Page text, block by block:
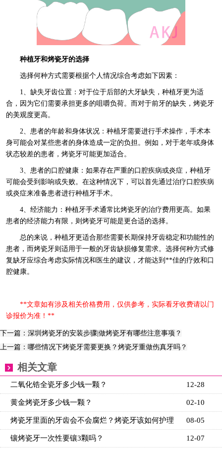
种植牙和烤瓷牙的选择
选择何种方式需要根据个人情况综合考虑如下因素：
1、缺失牙齿位置：对于位于后部的大牙缺失，种植牙更为适
合，因为它们需要承担更多的咀嚼负荷。而对于前牙的缺失，烤瓷牙
的美观度更高。
2、患者的年龄和身体状况：种植牙需要进行手术操作，手术本
身可能会对某些患者的身体造成一定的负担。例如，对于老年或身体
状态较差的患者，烤瓷牙可能更加适合。
3、患者的口腔健康：如果存在严重的口腔疾病或炎症，种植牙
可能会受到影响或失败。在这种情况下，可以首先通过治疗口腔疾病
或炎症来准备患者进行种植牙手术。
4、经济能力：种植牙手术通常比烤瓷牙的治疗费用更高。如果
患者的经济能力有限，则烤瓷牙可能是更合适的选择。
总的来说，种植牙更适合那些需要长期保持牙齿稳定和功能性的
患者，而烤瓷牙则适用于一般的牙齿缺损修复需求。选择何种方式修
复缺牙应综合考虑实际情况和医生的建议，才能达到**佳的疗效和口
腔健康。
**文章如有涉及相关价格费用，仅供参考，实际看牙收费请以门
诊报价为准！**
下一篇：深圳烤瓷牙的安装步骤|做烤瓷牙有哪些注意事项？
上一篇：哪些情况下烤瓷牙需要更换？烤瓷牙重做伤真牙吗？
相关文章
12-28
二氧化锆全瓷牙多少钱一颗？
02-10
黄金烤瓷牙多少钱一颗？
08-05
烤瓷牙里面的牙齿会不会腐烂？烤瓷牙该如何护理
12-07
镶烤瓷牙一次性要镶3颗吗？